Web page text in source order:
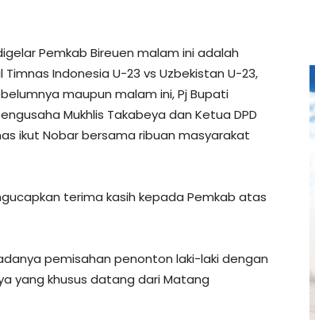
Pemkab Bireuen malam ini adalah
Indonesia U-23 vs Uzbekistan U-23,
maupun malam ini, Pj Bupati
Mukhlis Takabeya dan Ketua DPD
ikut Nobar bersama ribuan masyarakat
terima kasih kepada Pemkab atas
pemisahan penonton laki-laki dengan
yang khusus datang dari Matang